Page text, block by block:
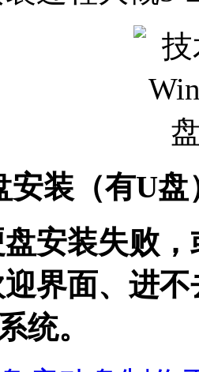
装（有U盘
装失败，
界面、进
统。